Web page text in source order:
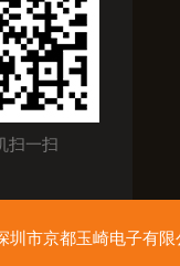
扫一扫
圳市京都玉崎电子有